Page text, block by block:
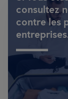
consultez
contre les